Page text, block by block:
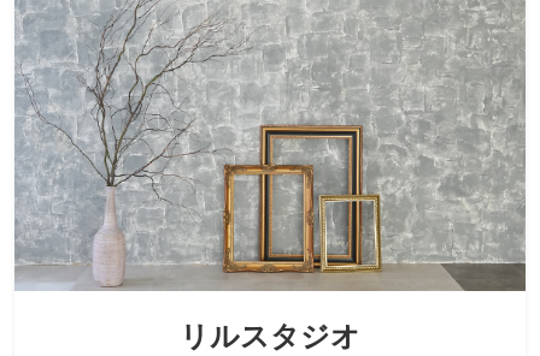
リルスタジオ